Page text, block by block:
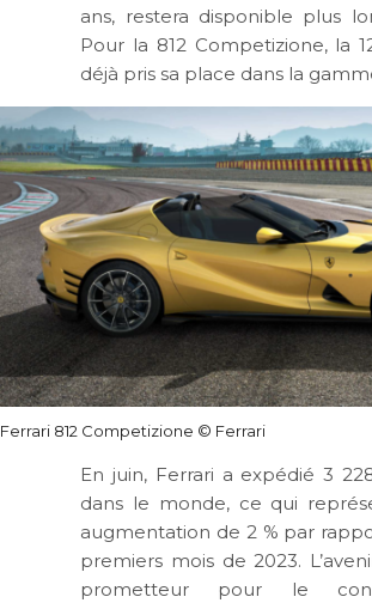
ans, restera disponible plus
Pour la 812 Competizione, la
déjà pris sa place dans la
Ferrari 812 Competizione © Ferrari
En juin, Ferrari a expédié 3
dans le monde, ce qui
augmentation de 2 % par
premiers mois de 2023.
prometteur pour le